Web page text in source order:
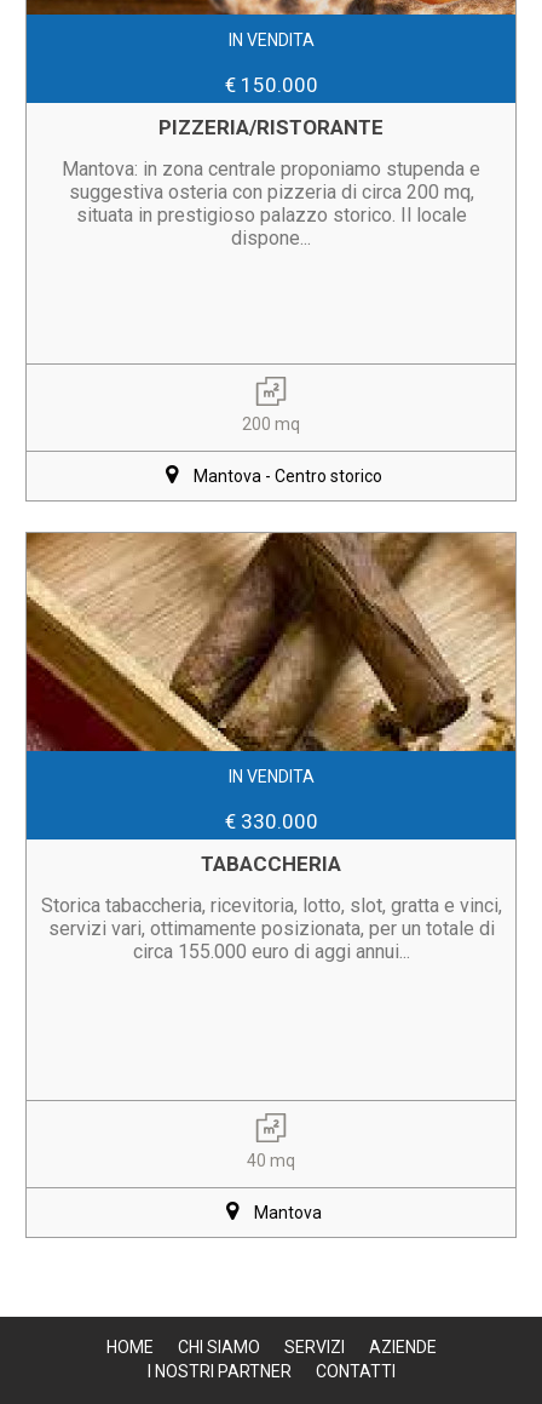
IN VENDITA
€ 150.000
PIZZERIA/RISTORANTE
Mantova: in zona centrale proponiamo stupenda e
suggestiva osteria con pizzeria di circa 200 mq,
situata in prestigioso palazzo storico. Il locale
dispone...
200 mq
Mantova - Centro storico
IN VENDITA
€ 330.000
TABACCHERIA
Storica tabaccheria, ricevitoria, lotto, slot, gratta e vinci,
servizi vari, ottimamente posizionata, per un totale di
circa 155.000 euro di aggi annui...
40 mq
Mantova
HOME CHI SIAMO SERVIZI
AZIENDE
I NOSTRI PARTNER
CONTATTI